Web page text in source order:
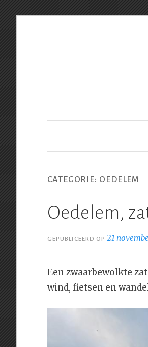
CATEGORIE: OEDELEM
Oedelem,
GEPUBLICEERD OP21
Een zwaarbewolkte
wind, fietsen en